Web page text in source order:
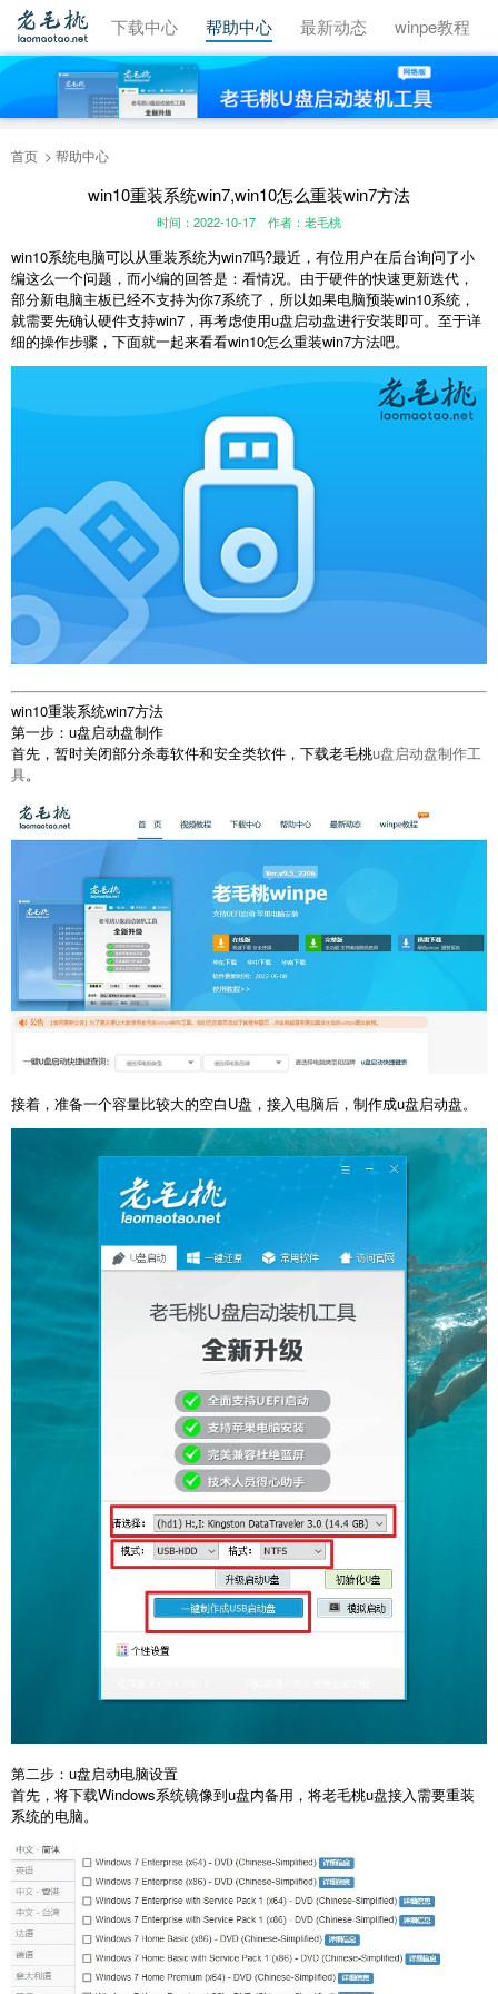
视频教程 下载中心 帮助中心 最新动态 winpe教程
首页 帮助中心
win10重装系统win7,win10怎么重装win7方法
时间：2022-10-17 作者：老毛桃
win10系统电脑可以从重装系统为win7吗?最近，有位用户在后台询问了小
编这么一个问题，而小编的回答是：看情况。由于硬件的快速更新迭代，
部分新电脑主板已经不支持为你7系统了，所以如果电脑预装win10系统，
就需要先确认硬件支持win7，再考虑使用u盘启动盘进行安装即可。至于详
细的操作步骤，下面就一起来看看win10怎么重装win7方法吧。
win10重装系统win7方法
第一步：u盘启动盘制作
首先，暂时关闭部分杀毒软件和安全类软件，下载老毛桃u盘启动盘制作工
具。
接着，准备一个容量比较大的空白U盘，接入电脑后，制作成u盘启动盘。
第二步：u盘启动电脑设置
首先，将下载Windows系统镜像到u盘内备用，将老毛桃u盘接入需要重装
系统的电脑。